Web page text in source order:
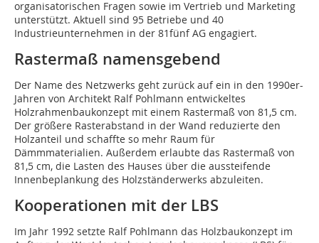
organisatorischen Fragen sowie im Vertrieb und Marketing
unterstützt. Aktuell sind 95 Betriebe und 40
Industrieunternehmen in der 81fünf AG engagiert.
Rastermaß namensgebend
Der Name des Netzwerks geht zurück auf ein in den 1990er-
Jahren von Architekt Ralf Pohlmann entwickeltes
Holzrahmenbaukonzept mit einem Rastermaß von 81,5 cm.
Der größere Rasterabstand in der Wand reduzierte den
Holzanteil und schaffte so mehr Raum für
Dämmmaterialien. Außerdem erlaubte das Rastermaß von
81,5 cm, die Lasten des Hauses über die aussteifende
Innenbeplankung des Holzständerwerks abzuleiten.
Kooperationen mit der LBS
Im Jahr 1992 setzte Ralf Pohlmann das Holzbaukonzept im